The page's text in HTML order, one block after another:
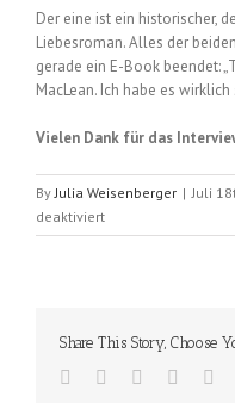
Der eine ist ein historischer,
Liebesroman. Alles der
gerade ein E-Book beendet:
MacLean. Ich habe es
Vielen Dank für das
ByJulia Weisenberger | Juli
deaktiviertfür
Interview
(2012);
Share This Story, Choose